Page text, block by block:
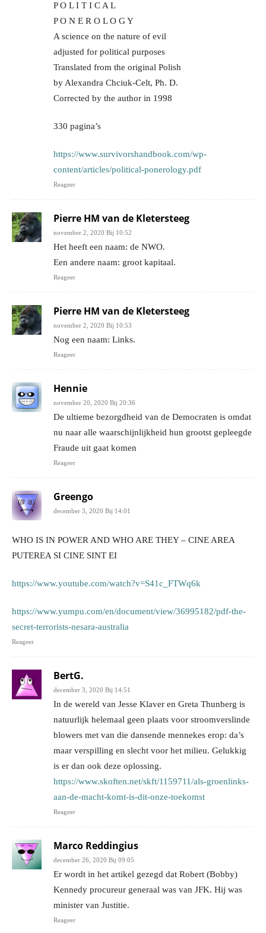
P O L I T I C A L
P O N E R O L O G Y
A science on the nature of evil
adjusted for political purposes
Translated from the original Polish
by Alexandra Chciuk-Celt, Ph. D.
Corrected by the author in 1998
330 pagina’s
https://www.survivorshandbook.com/wp-
content/articles/political-ponerology.pdf
Reageer
Pierre HM van de Kletersteeg
november 2, 2020 Bij 10:52
Het heeft een naam: de NWO.
Een andere naam: groot kapitaal.
Reageer
Pierre HM van de Kletersteeg
november 2, 2020 Bij 10:53
Nog een naam: Links.
Reageer
Hennie
november 20, 2020 Bij 20:36
De ultieme bezorgdheid van de Democraten is omdat
nu naar alle waarschijnlijkheid hun grootst gepleegde
Fraude uit gaat komen
Reageer
Greengo
december 3, 2020 Bij 14:01
WHO IS IN POWER AND WHO ARE THEY – CINE AREA
PUTEREA SI CINE SINT EI
https://www.youtube.com/watch?v=S41c_FTWq6k
https://www.yumpu.com/en/document/view/36995182/pdf-the-
secret-terrorists-nesara-australia
Reageer
BertG.
december 3, 2020 Bij 14:51
In de wereld van Jesse Klaver en Greta Thunberg is
natuurlijk helemaal geen plaats voor stroomverslinde
blowers met van die dansende mennekes erop: da’s
maar verspilling en slecht voor het milieu. Gelukkig
is er dan ook deze oplossing.
https://www.skoften.net/skft/1159711/als-groenlinks-
aan-de-macht-komt-is-dit-onze-toekomst
Reageer
Marco Reddingius
december 26, 2020 Bij 09:05
Er wordt in het artikel gezegd dat Robert (Bobby)
Kennedy procureur generaal was van JFK. Hij was
minister van Justitie.
Reageer